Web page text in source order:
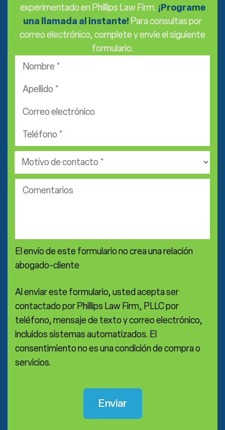
experimentado en Phillips Law Firm. ¡Programe
una llamada al instante! Para consultas por
correo electrónico, complete y envíe el siguiente
formulario.
Nombre
Apellido
Correo
Teléfono
Área
de
práctica
Comentarios
El envío de este formulario no crea una relación
abogado-cliente
Al enviar este formulario, usted acepta ser
contactado por Phillips Law Firm, PLLC por
teléfono, mensaje de texto y correo electrónico,
incluidos sistemas automatizados. El
consentimiento no es una condición de compra o
servicios.